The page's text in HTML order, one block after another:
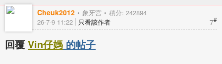
Cheuk2012 象牙宮 積分: 242894
7#
26-7-9 11:22 只看該作者
回覆 Vin仔媽 的帖子